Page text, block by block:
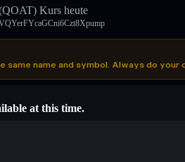
Kurs heute
same name and symbol. Always do your
at this time.